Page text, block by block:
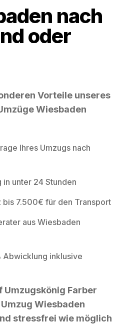
nach
oder
Vorteile unseres
Wiesbaden
Ihres Umzugs nach
unter 24 Stunden
bis 7.500€ für den Transport
aus Wiesbaden
Abwicklung inklusive
Umzugskönig Farber
Wiesbaden
stressfrei wie möglich